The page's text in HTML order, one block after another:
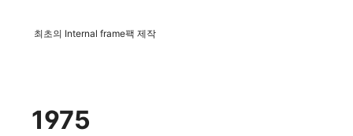
최초의 Internal frame팩 제작
1975